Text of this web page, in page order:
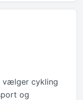
vælger cykling
og